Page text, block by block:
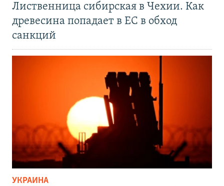
Лиственница сибирская в Чехии. Как
древесина попадает в ЕС в обход
санкций
УКРАИНА